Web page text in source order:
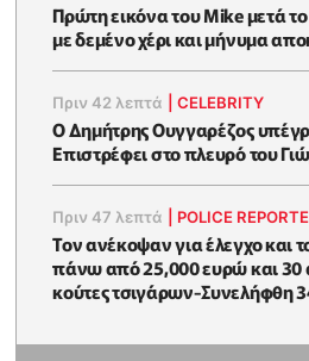
Πρώτη εικόνα του Mike μετά
με δεμένο χέρι και μήνυμα
Πριν 42 λεπτά |CELEBRITY
Ο Δημήτρης Ουγγαρέζος
Επιστρέφει στο πλευρό του
Πριν 47 λεπτά POLICE
Τον ανέκοψαν για έλεγχο και
πάνω από 25,000 ευρώ και 30
κούτες τσιγάρων-Συνελήφθη